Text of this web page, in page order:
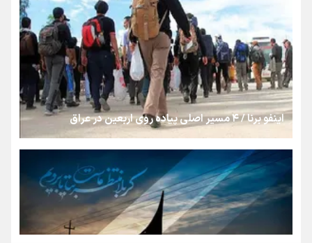
روایت ایران از کنار مردم
از طلوع خیابان‌ها تا غروب اشک
جمله‌ای که بغض چهارماهه را شکست؛ «آهای مردم، آقا از
تهران رفتند»
سه حسرتی که به دلم ماند
اینفو برنا / ۴ مسیر اصلی پیاده روی اربعین در عراق